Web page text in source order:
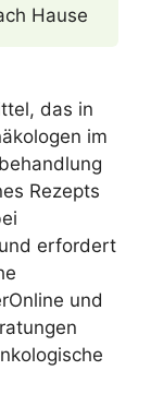
Hause
das in
im
Rezepts
erfordert
und